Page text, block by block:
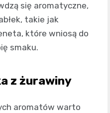
się aromatyczne,
takie jak
które wniosą do
smaku.
z żurawiny
aromatów warto